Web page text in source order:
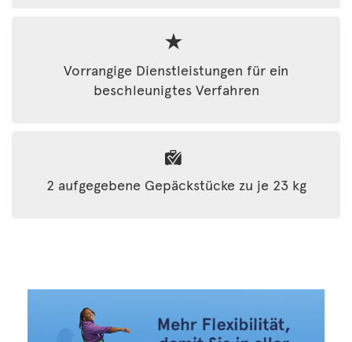
Vorrangige Dienstleistungen für ein
beschleunigtes Verfahren
2 aufgegebene Gepäckstücke zu je 23 kg